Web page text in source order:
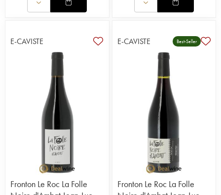
E-CAVISTE
Fronton Le Roc La Folle
E-CAVISTE Best-Seller
Fronton Le Roc La Folle